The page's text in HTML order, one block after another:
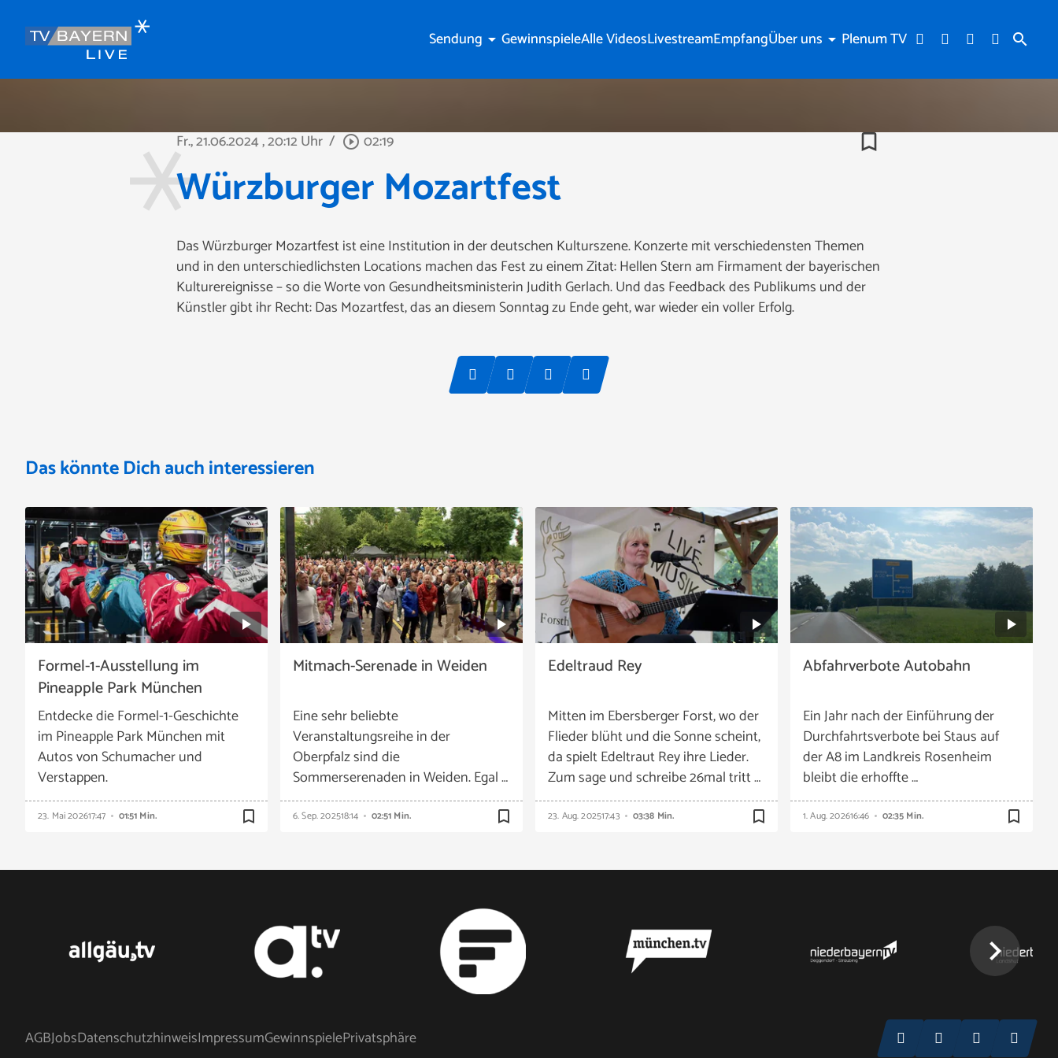
search
Sendung arrow_drop_down GewinnspieleAlle VideosLivestreamEmpfangÜber uns arrow_drop_down Plenum TV
Fr., 21.06.2024, 20:12 Uhr / play_circle_outline 02:19 bookmark_border
Würzburger Mozartfest
Das Würzburger Mozartfest ist eine Institution in der deutschen Kulturszene. Konzerte mit verschiedensten Themen
und in den unterschiedlichsten Locations machen das Fest zu einem Zitat: Hellen Stern am Firmament der bayerischen
Kulturereignisse – so die Worte von Gesundheitsministerin Judith Gerlach. Und das Feedback des Publikums und der
Künstler gibt ihr Recht: Das Mozartfest, das an diesem Sonntag zu Ende geht, war wieder ein voller Erfolg.
Das könnte Dich auch interessieren
Formel-1-Ausstellung im
Pineapple Park München
Entdecke die Formel-1-Geschichte
im Pineapple Park München mit
Autos von Schumacher und
Verstappen.
23. Mai 202617:47 01:51 Min. bookmark_border
Mitmach-Serenade in Weiden
Eine sehr beliebte
Veranstaltungsreihe in der
Oberpfalz sind die
Sommerserenaden in Weiden. Egal …
6. Sep. 202518:14 02:51 Min. bookmark_border
Edeltraud Rey
Mitten im Ebersberger Forst, wo der
Flieder blüht und die Sonne scheint,
da spielt Edeltraut Rey ihre Lieder.
Zum sage und schreibe 26mal tritt …
23. Aug. 202517:43 03:38 Min. bookmark_border
Abfahrverbote Autobahn
Ein Jahr nach der Einführung der
Durchfahrtsverbote bei Staus auf
der A8 im Landkreis Rosenheim
bleibt die erhoffte …
1. Aug. 202616:46 02:35 Min. bookmark_border
chevron_right
AGBJobsDatenschutzhinweisImpressumGewinnspielePrivatsphäre